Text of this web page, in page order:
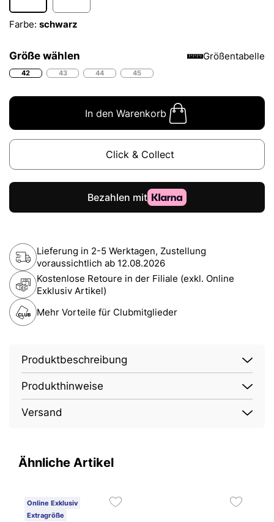
Farbe: schwarz
Größe wählen Größentabelle
42 43 44 45
In den Warenkorb
Click & Collect
Lieferung in 2-5 Werktagen, Zustellung
voraussichtlich ab 12.08.2026
Kostenlose Retoure in der Filiale (exkl. Online
Exklusiv Artikel)
Mehr Vorteile für Clubmitglieder
Produktbeschreibung
Produkthinweise
Versand
Ähnliche Artikel
Online Exklusiv
Extragröße